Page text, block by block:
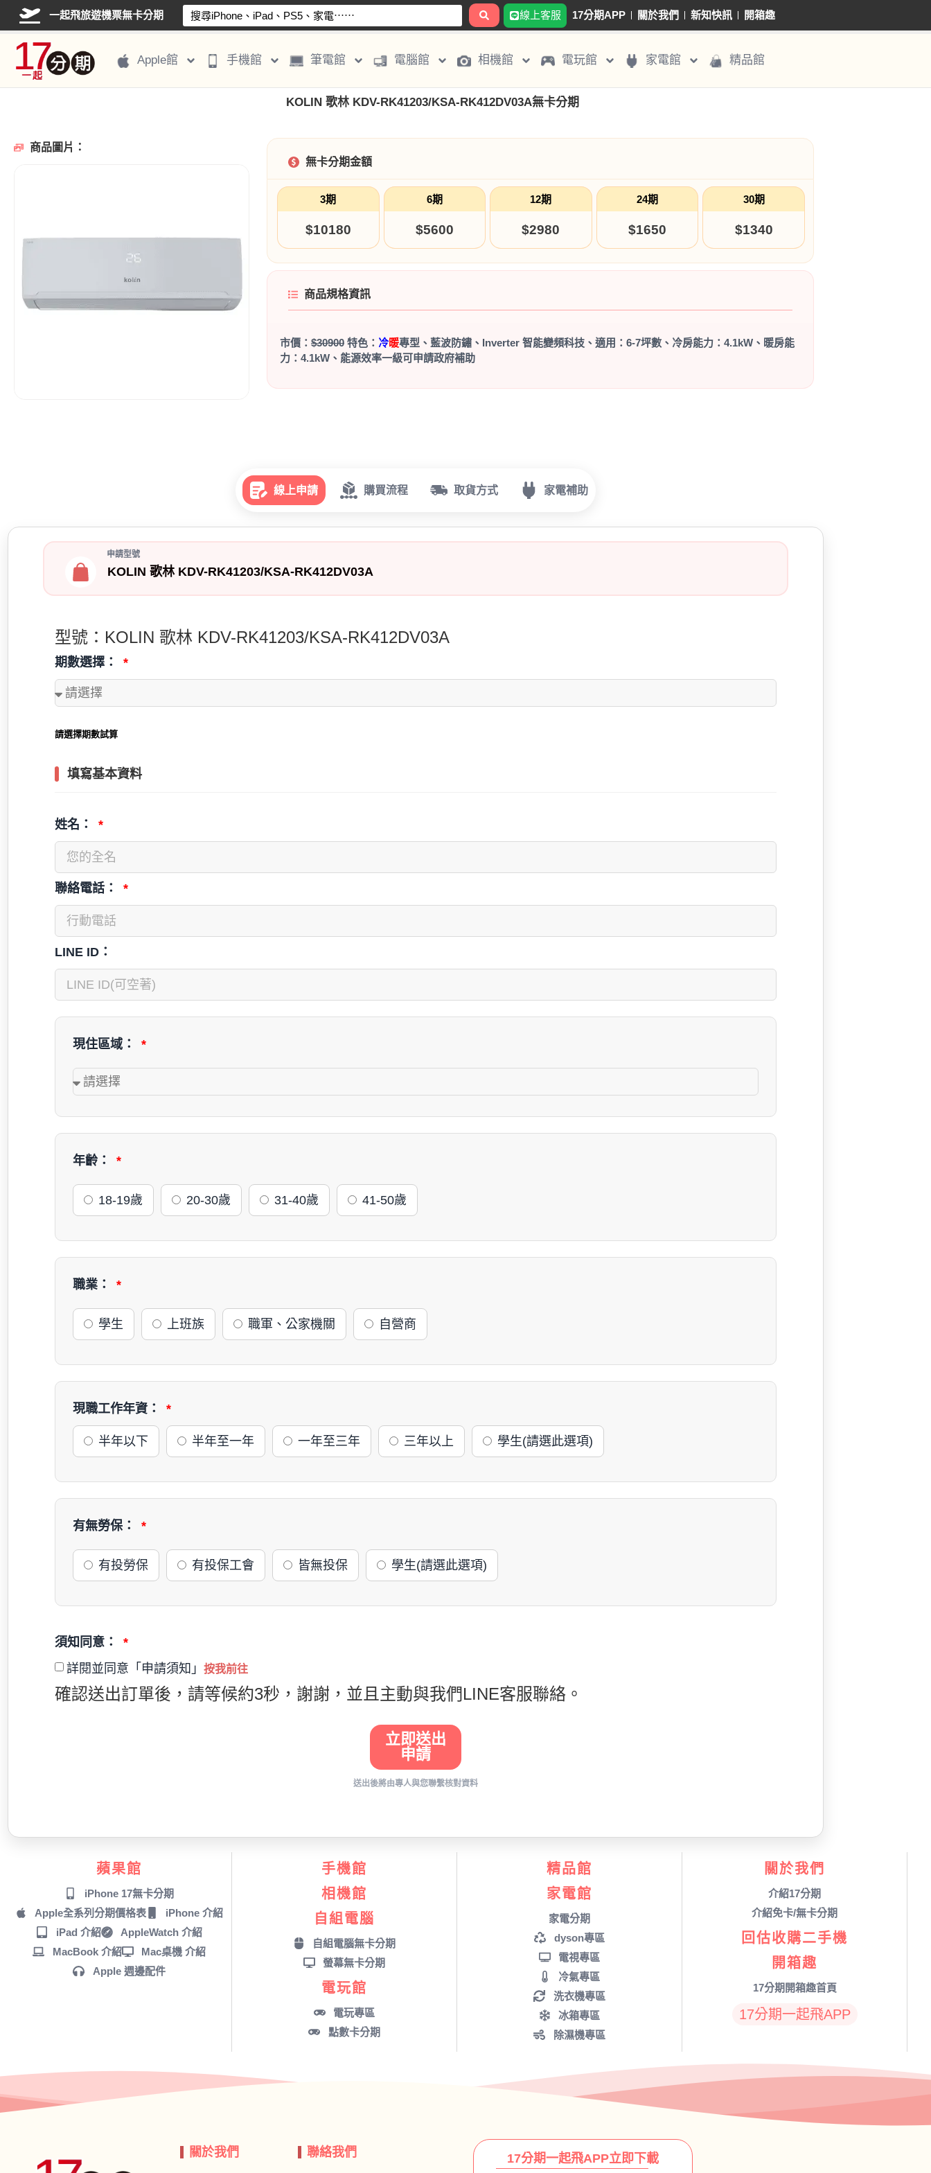
一起飛旅遊機票無卡分期 線上客服 17分期APP 關於我們 新知快訊 開箱趣
Apple館 手機館 筆電館 電腦館 相機館 電玩館 家電館 精品館
KOLIN 歌林 KDV-RK41203/KSA-RK412DV03A無卡分期
商品圖片：
無卡分期金額
3期
$10180
6期
$5600
12期
$2980
24期
$1650
30期
$1340
商品規格資訊
市價： $30900 特色： 冷暖專型、藍波防鏽、Inverter 智能變頻科技、適用：6-7坪數、冷房能力：4.1kW、暖房能
力：4.1kW、能源效率一級可申請政府補助
線上申請 購買流程 取貨方式 家電補助
申請型號
KOLIN 歌林 KDV-RK41203/KSA-RK412DV03A
型號：KOLIN 歌林 KDV-RK41203/KSA-RK412DV03A
期數選擇：
請選擇期數試算
填寫基本資料
姓名：
聯絡電話：
LINE ID：
現住區域：
年齡：
18-19歲 20-30歲 31-40歲 41-50歲
職業：
學生 上班族 職軍、公家機關 自營商
現職工作年資：
半年以下 半年至一年 一年至三年 三年以上 學生(請選此選項)
有無勞保：
有投勞保 有投保工會 皆無投保 學生(請選此選項)
須知同意：
詳閱並同意「申請須知」 按我前往
確認送出訂單後，請等候約3秒，謝謝，並且主動與我們LINE客服聯絡。
立即送出
申請
蘋果館
iPhone 17無卡分期
Apple全系列分期價格表
iPhone 介紹
iPad 介紹
AppleWatch 介紹
MacBook 介紹
Mac桌機 介紹
Apple 週邊配件
手機館
相機館
自組電腦
自組電腦無卡分期
螢幕無卡分期
電玩館
電玩專區
點數卡分期
精品館
家電館
家電分期
dyson專區
電視專區
冷氣專區
洗衣機專區
冰箱專區
除濕機專區
關於我們
介紹17分期
介紹免卡/無卡分期
回估收購二手機
開箱趣
17分期開箱趣首頁
17分期一起飛APP
關於我們 聯絡我們 17分期一起飛APP立即下載